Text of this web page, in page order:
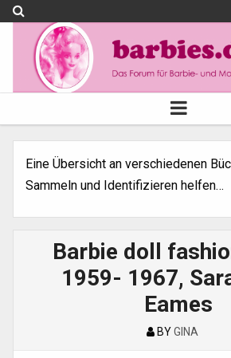
Eine Übersicht an verschiedenen
Sammeln und Identifizieren helfen…
Barbie doll
1959- 1967,
Eames
BYGINA